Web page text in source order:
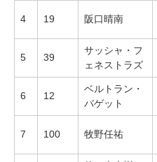
4 19 阪口晴南
5 39
サッシャ・フ
ェネストラズ
6 12
ベルトラン・
バゲット
7 100 牧野任祐